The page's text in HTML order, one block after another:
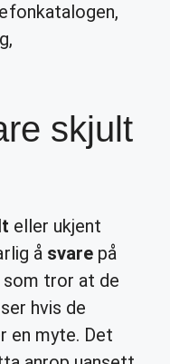
skjult
eller ukjent
å svarepå
som tror at de
hvis de
en myte. Det